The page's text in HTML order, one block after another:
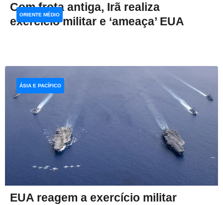
Com frota antiga, Irã realiza
exercício militar e ‘ameaça’ EUA
ORIENTE MÉDIO
EUA reagem a exercício militar
ÁSIA E PACÍFICO